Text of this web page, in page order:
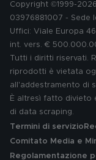
Copyright ©1999-
03976881007 - Sede
Uffici: Viale Europa
int. vers. €
Tutti i diritti riservati.
riprodotti è vietata
all'addestramento di
È altresì fatto divieto
di data scraping.
Termini di servizio
Comitato Media e
Regolamentazione